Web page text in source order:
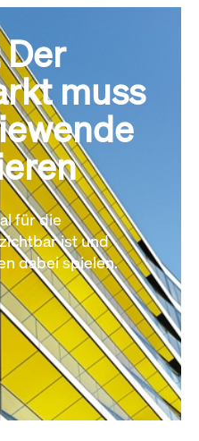
muss
für die
ist und
dabei spielen.